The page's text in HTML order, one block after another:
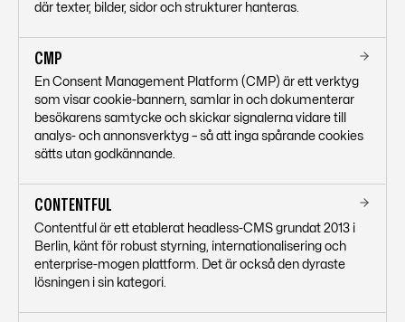
där texter, bilder, sidor och strukturer hanteras.
CMP
En Consent Management Platform (CMP) är ett verktyg
som visar cookie-bannern, samlar in och dokumenterar
besökarens samtycke och skickar signalerna vidare till
analys- och annonsverktyg – så att inga spårande cookies
sätts utan godkännande.
CONTENTFUL
Contentful är ett etablerat headless-CMS grundat 2013 i
Berlin, känt för robust styrning, internationalisering och
enterprise-mogen plattform. Det är också den dyraste
lösningen i sin kategori.